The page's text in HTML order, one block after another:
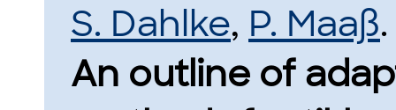
S. Dahlke, P. Maaß.
An outline of